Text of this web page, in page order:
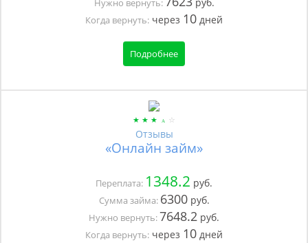
Нужно вернуть:
Когда вернуть: через 10 дней
Подробнее
Отзывы
«Онлайн займ»
Переплата: 1348.2 руб.
Сумма займа: 6300руб.
Нужно вернуть:7648.2 руб.
Когда вернуть: через 10 дней